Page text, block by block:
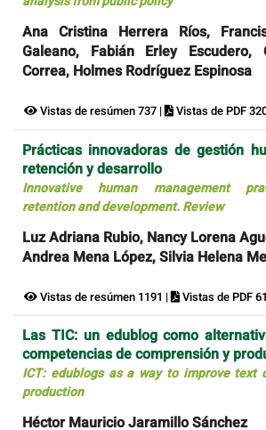
Ana Cristina Herrera Ríos,
Galeano, Fabián Erley Escudero,
Correa, Holmes Rodríguez Espinosa
Vistas de resúmen 737 | Vistas de PDF
Prácticas innovadoras de gestión
retención y desarrollo
Innovative human management
retention and development. Review
Luz Adriana Rubio, Nancy Lorena
Andrea Mena López, Silvia Helena
Vistas de resúmen 1191 | Vistas de PDF
Las TIC: un edublog como
competencias de comprensión y
ICT: edublogs as a way to improve text
production
Héctor Mauricio Jaramillo Sánchez